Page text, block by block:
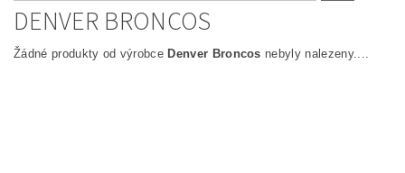
DENVER BRONCOS
Žádné produkty od výrobce Denver Broncos nebyly nalezeny....